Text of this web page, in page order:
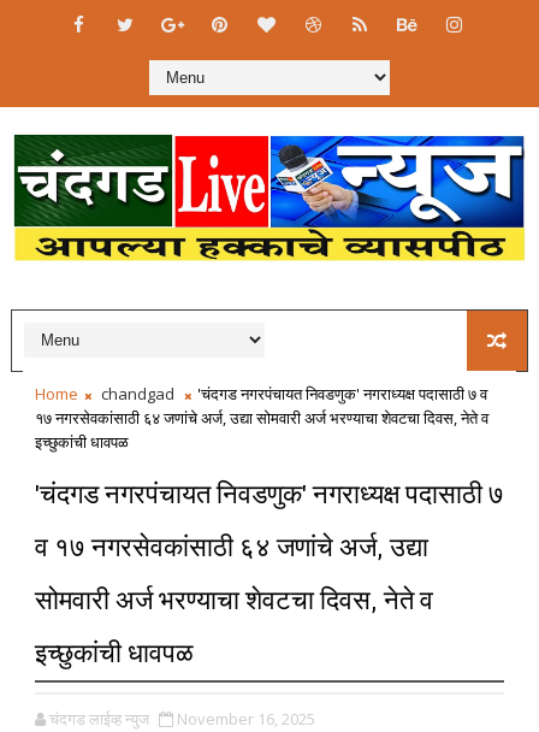
Home chandgad
'चंदगड नगरपंचायत निवडणुक' नगराध्यक्ष पदासाठी ७ व
१७ नगरसेवकांसाठी ६४ जणांचे अर्ज, उद्या सोमवारी अर्ज भरण्याचा शेवटचा दिवस, नेते व
इच्छुकांची धावपळ
'चंदगड नगरपंचायत निवडणुक' नगराध्यक्ष पदासाठी ७
व १७ नगरसेवकांसाठी ६४ जणांचे अर्ज, उद्या
सोमवारी अर्ज भरण्याचा शेवटचा दिवस, नेते व
इच्छुकांची धावपळ
चंदगड लाईव्ह न्युज November 16, 2025